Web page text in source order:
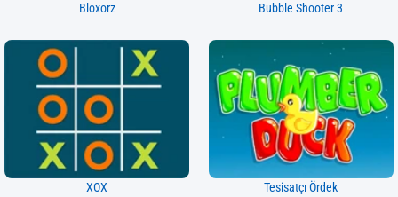
Bloxorz Bubble Shooter 3
XOX Tesisatçı Ördek